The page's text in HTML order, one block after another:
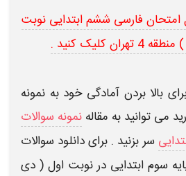
امتحان فارسی ششم ابتدایی نوبت
کلیک کنید .
بالا بردن آمادگی خود به نمونه
می توانید به مقاله نمونه سوالات
سر بزنید . برای دانلود سوالات
سوم ابتدایی در نوبت اول ( دی